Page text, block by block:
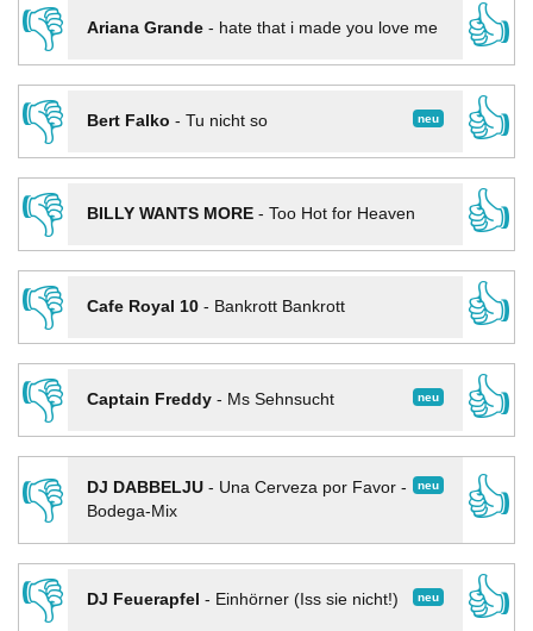
👎
Ariana Grande- hate that i made you love me
👍
👎
neu
Bert Falko - Tu nicht so
👍
👎
BILLY WANTS MORE- Too Hot for Heaven
👍
👎
Cafe Royal 10- Bankrott Bankrott
👍
👎
neu
Captain Freddy- Ms Sehnsucht
👍
👎
neu
DJ DABBELJU- Una Cerveza por Favor -
Bodega-Mix
👍
👎
neu
DJ Feuerapfel - Einhörner (Iss sie nicht!)
👍